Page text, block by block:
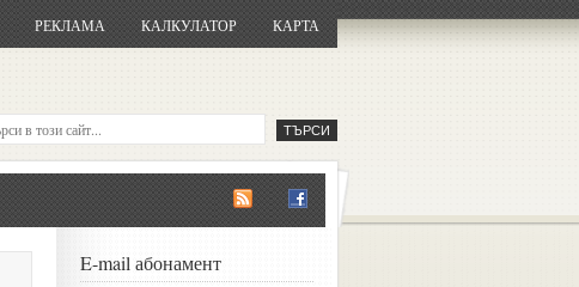
РЕКЛАМА КАЛКУЛАТОР КАРТА
E-mail абонамент